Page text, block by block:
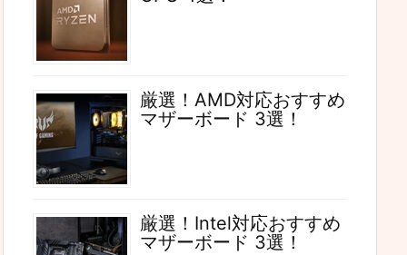
厳選！AMD対応おすすめ
マザーボード 3選！
厳選！Intel対応おすすめ
マザーボード 3選！